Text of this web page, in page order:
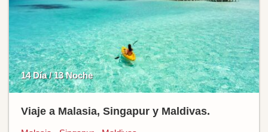
14 Día / 13 Noche
Viaje a Malasia, Singapur y Maldivas.